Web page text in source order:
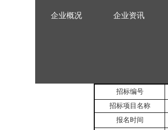
企业概况 企业资讯
招标编号
招标项目名称
报名时间